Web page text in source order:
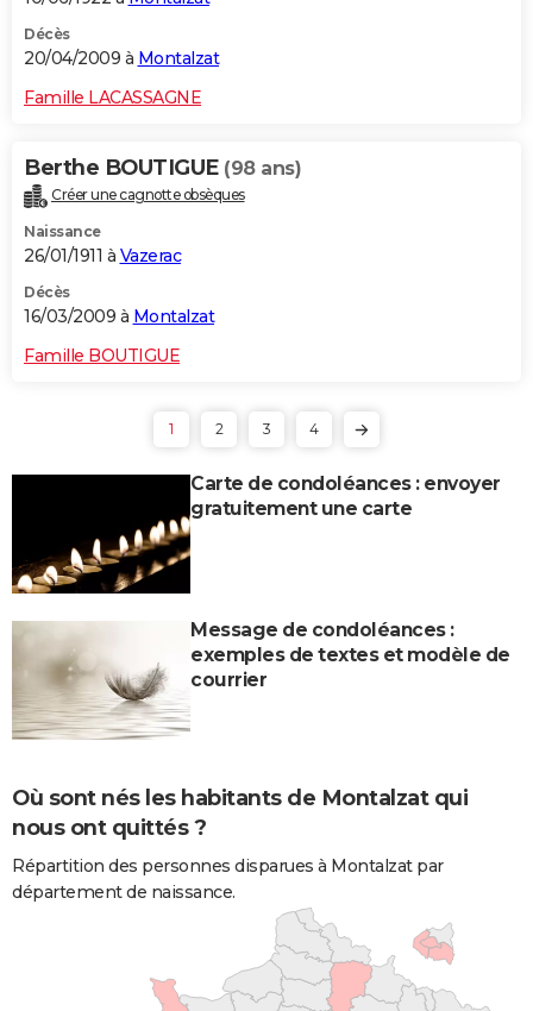
Décès
20/04/2009 à Montalzat
Famille LACASSAGNE
Berthe BOUTIGUE (98 ans)
Créer une cagnotte obsèques
Naissance
26/01/1911 à Vazerac
Décès
16/03/2009 à Montalzat
Famille BOUTIGUE
1 2 3 4
Carte de condoléances : envoyer
gratuitement une carte
Message de condoléances :
exemples de textes et modèle de
courrier
Où sont nés les habitants de Montalzat qui
nous ont quittés ?
Répartition des personnes disparues à Montalzat par
département de naissance.